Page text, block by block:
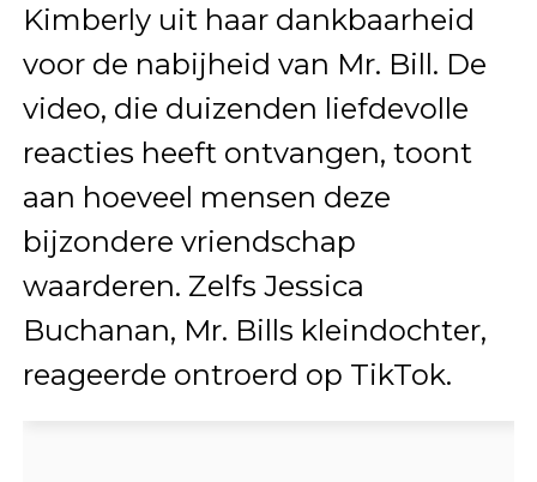
Kimberly uit haar dankbaarheid
voor de nabijheid van Mr. Bill. De
video, die duizenden liefdevolle
reacties heeft ontvangen, toont
aan hoeveel mensen deze
bijzondere vriendschap
waarderen. Zelfs Jessica
Buchanan, Mr. Bills kleindochter,
reageerde ontroerd op TikTok.